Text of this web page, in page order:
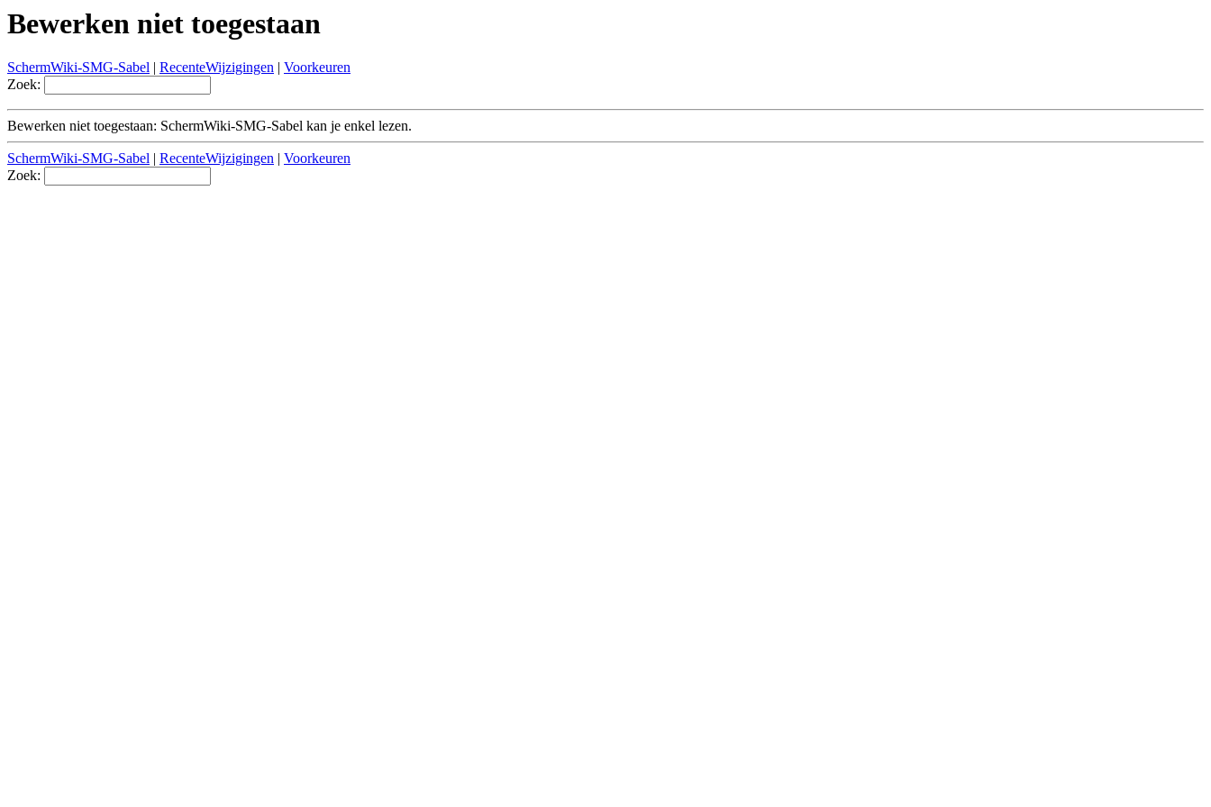
Bewerken niet toegestaan
SchermWiki-SMG-Sabel | RecenteWijzigingen | Voorkeuren
Zoek:
Bewerken niet toegestaan: SchermWiki-SMG-Sabel kan je enkel lezen.
SchermWiki-SMG-Sabel | RecenteWijzigingen | Voorkeuren
Zoek: